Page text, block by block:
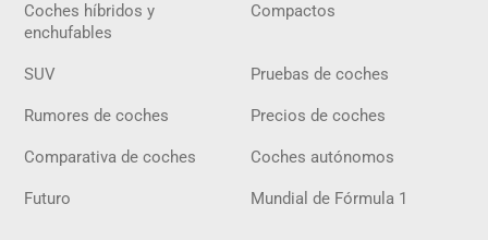
Coches híbridos y
enchufables
Compactos
SUV Pruebas de coches
Rumores de coches Precios de coches
Comparativa de coches Coches autónomos
Futuro Mundial de Fórmula 1